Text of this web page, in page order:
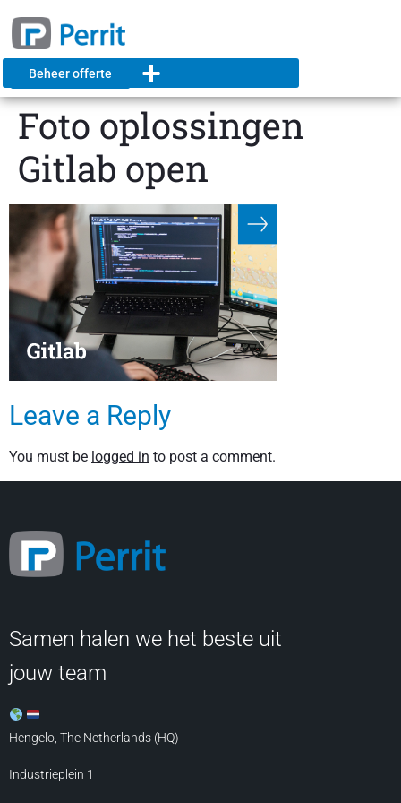
Beheer offerte
Foto oplossingen
Gitlab open
Leave a Reply
You must be logged in to post a comment.
Samen halen we het beste uit
jouw team
Hengelo, The Netherlands (HQ)
Industrieplein 1